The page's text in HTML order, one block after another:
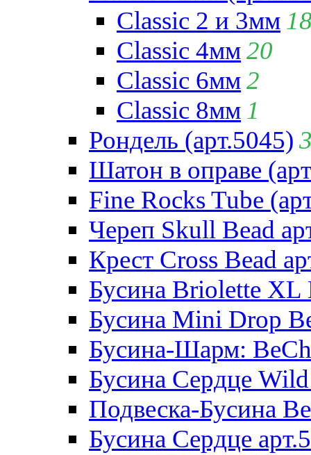
Classic 2 и 3мм
Classic 4мм20
Classic 6мм2
Classic 8мм 1
Рондель (арт.5045)
Шатон в оправе
Fine Rocks Tube
Череп Skull Bead
Крест Cross Bead
Бусина Briolette XL
Бусина Mini Drop
Бусина-Шарм:
Бусина Сердце
Подвеска-Бусина
Бусина Сердце